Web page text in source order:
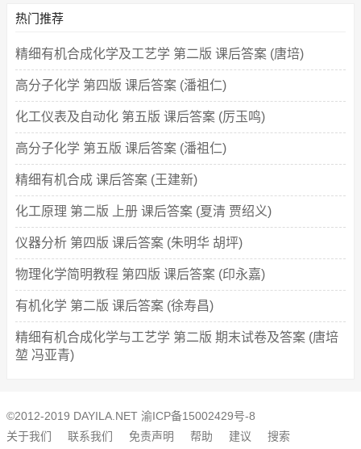
热门推荐
精细有机合成化学及工艺学 第二版 课后答案 (唐培)
高分子化学 第四版 课后答案 (潘祖仁)
化工仪表及自动化 第五版 课后答案 (厉玉鸣)
高分子化学 第五版 课后答案 (潘祖仁)
精细有机合成 课后答案 (王建新)
化工原理 第二版 上册 课后答案 (夏清 贾绍义)
仪器分析 第四版 课后答案 (朱明华 胡坪)
物理化学简明教程 第四版 课后答案 (印永嘉)
有机化学 第二版 课后答案 (徐寿昌)
精细有机合成化学与工艺学 第二版 期末试卷及答案 (唐培
堃 冯亚青)
©2012-2019 DAYILA.NET 渝ICP备15002429号-8
关于我们
联系我们 免责声明 帮助 建议 搜索